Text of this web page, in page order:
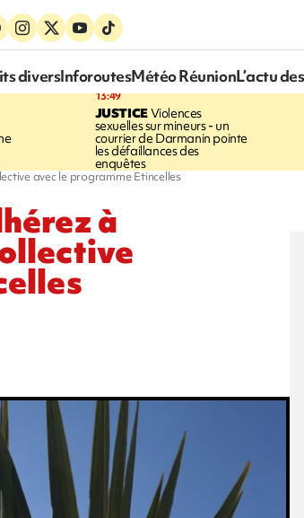
diversInforoutesMétéo RéunionL’actu
13:49
JUSTICEViolences
sexuelles sur mineurs - un
courrier de Darmanin pointe
les défaillances des
enquêtes
avec le programme Etincelles
à